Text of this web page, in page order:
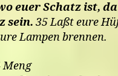
euer Schatz ist,
sein. 35 Laßt eure
Lampen brennen.
Meng